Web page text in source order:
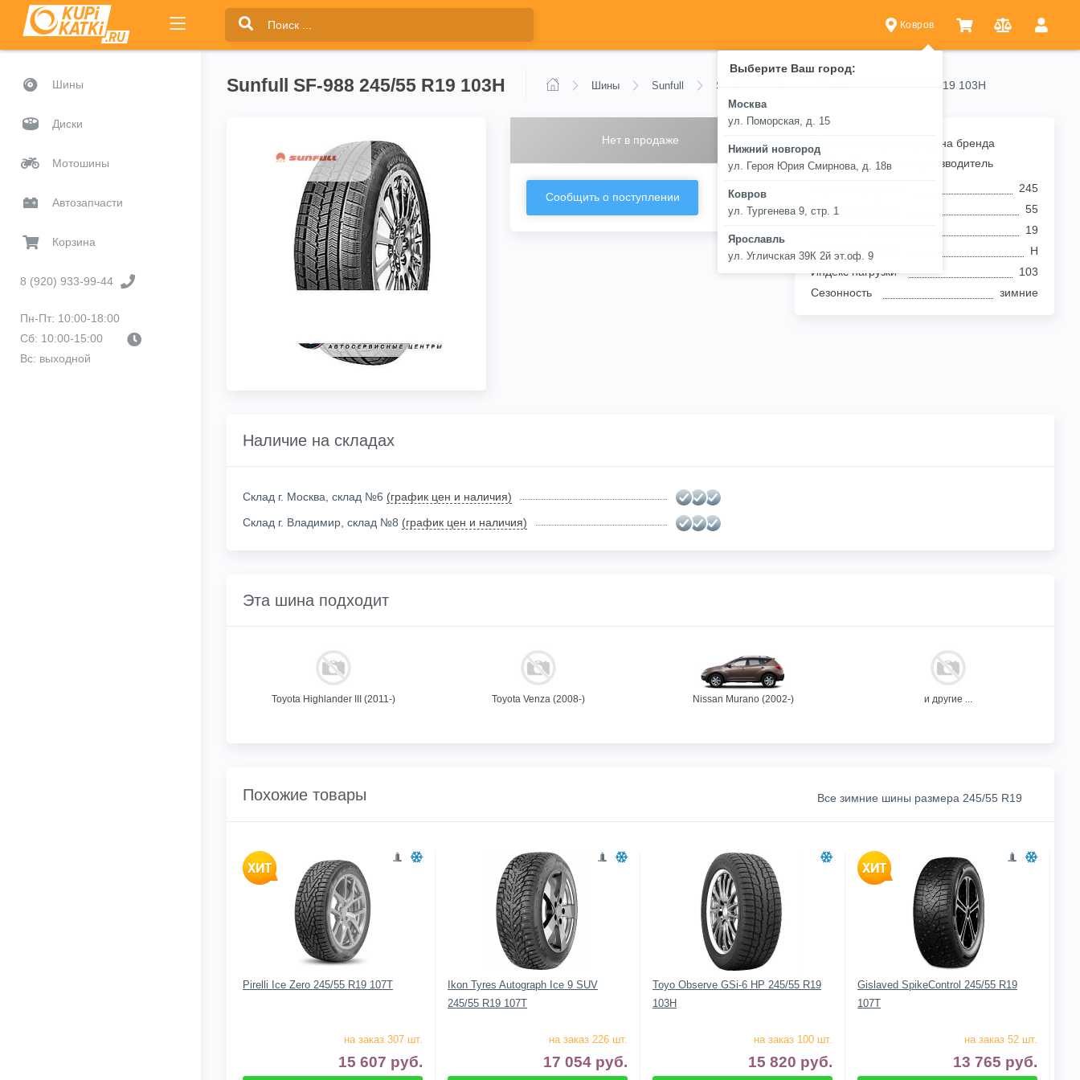
Ковров
Выберите Ваш город:
Москва
ул. Поморская, д. 15
Нижний новгород
ул. Героя Юрия Смирнова, д. 18в
Ковров
ул. Тургенева 9, стр. 1
Ярославль
ул. Угличская 39К 2й эт.оф. 9
Шины
Диски
Мотошины
Автозапчасти
Корзина
8 (920) 933-99-44
Пн-Пт: 10:00-18:00
Сб: 10:00-15:00
Вс: выходной
Sunfull SF-988 245/55 R19 103H Шины Sunfull Sunfull SF-988 Sunfull SF-988 245/55 R19 103H
Нет в продаже
Сообщить о поступлении
Китай — страна родина бренда
Китай — страна производитель
245
Высота профиля
55
19
Индекс скорости
H
Индекс нагрузки
103
Сезонность
зимние
Наличие на складах
Склад г. Москва, склад №6 (график цен и наличия)
Склад г. Владимир, склад №8 (график цен и наличия)
Эта шина подходит
Toyota Highlander III (2011-) Toyota Venza (2008-) Nissan Murano (2002-) и другие ...
Похожие товары Все зимние шины размера 245/55 R19
Pirelli Ice Zero 245/55 R19 107T
на заказ 307 шт.
15 607 руб.
Ikon Tyres Autograph Ice 9 SUV
245/55 R19 107T
на заказ 226 шт.
17 054 руб.
Toyo Observe GSi-6 HP 245/55 R19
103H
на заказ 100 шт.
15 820 руб.
Gislaved SpikeControl 245/55 R19
107T
на заказ 52 шт.
13 765 руб.